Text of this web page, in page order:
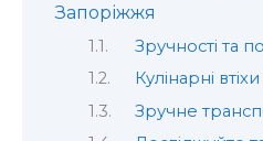
Запоріжжя
Зручності та
Кулінарні втіхи
Зручне